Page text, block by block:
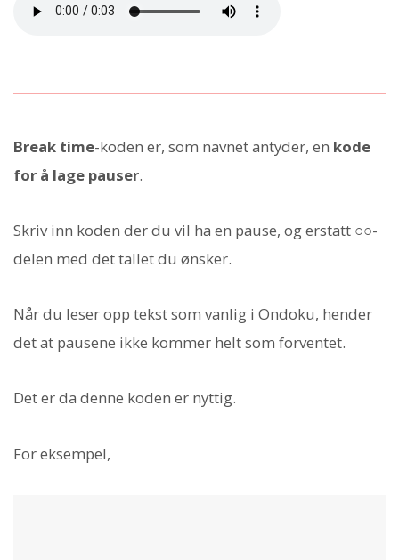
Break time-koden er, som navnet antyder, en kode
for å lage pauser.
Skriv inn koden der du vil ha en pause, og erstatt ○○-
delen med det tallet du ønsker.
Når du leser opp tekst som vanlig i Ondoku, hender
det at pausene ikke kommer helt som forventet.
Det er da denne koden er nyttig.
For eksempel,